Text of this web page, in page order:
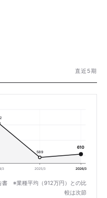
直近5期
589
610
3 2025/3 2026/3
※業種平均（912万円）との比
較は次節